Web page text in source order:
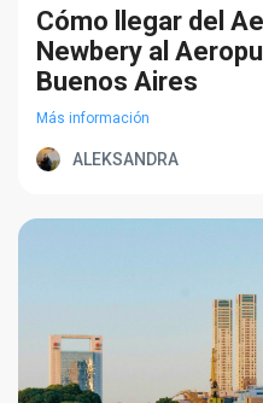
Cómo llegar del
Newbery al
Buenos Aires
Más información
ALEKSANDRA